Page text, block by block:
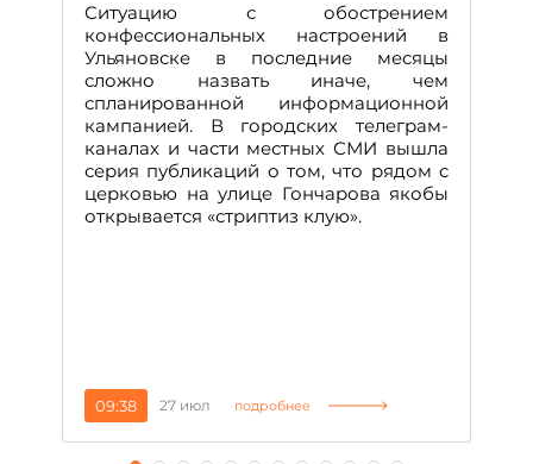
Ситуацию с обострением
конфессиональных настроений в
Ульяновске в последние месяцы
сложно назвать иначе, чем
спланированной информационной
кампанией. В городских телеграм-
каналах и части местных СМИ вышла
серия публикаций о том, что рядом с
церковью на улице Гончарова якобы
открывается «стриптиз клую».
09:38 27 июл подробнее